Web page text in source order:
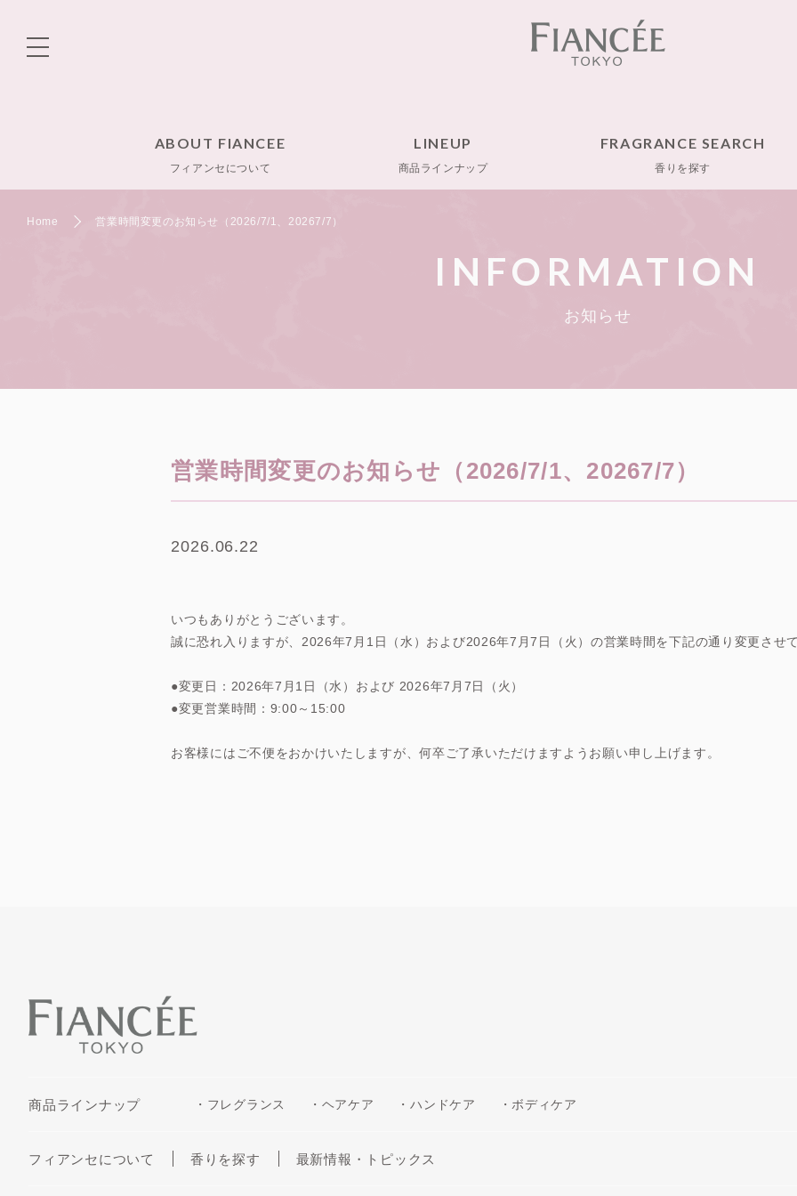
ABOUT FIANCEE
フィアンセについて
LINEUP
商品ラインナップ
FRAGRANCE SEARCH
香りを探す
Home 営業時間変更のお知らせ（2026/7/1、20267/7）
INFORMATION
お知らせ
営業時間変更のお知らせ（2026/7/1、20267/7）
2026.06.22
いつもありがとうございます。
誠に恐れ入りますが、2026年7月1日（水）および2026年7月7日（火）の営業時間を下記の通り変更させ
●変更日：2026年7月1日（水）および 2026年7月7日（火）
●変更営業時間：9:00～15:00
お客様にはご不便をおかけいたしますが、何卒ご了承いただけますようお願い申し上げます。
商品ラインナップ ・フレグランス ・ヘアケア ・ハンドケア ・ボディケア
フィアンセについて 香りを探す 最新情報・トピックス